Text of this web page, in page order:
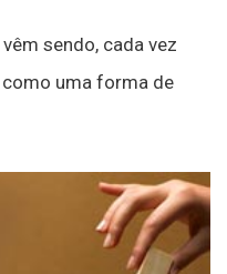
sendo, cada vez
uma forma de